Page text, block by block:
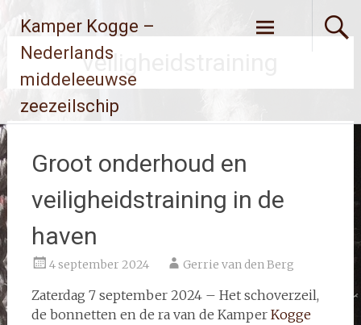
naarKamper Kogge –
Nederlands
middeleeuwse
zeezeilschip
veiligheidstraining
Groot onderhoud en
veiligheidstraining in de
haven
4 september 2024 Gerrie van den Berg
Zaterdag 7 september 2024 – Het schoverzeil,
de bonnetten en de ra van de Kamper Kogge